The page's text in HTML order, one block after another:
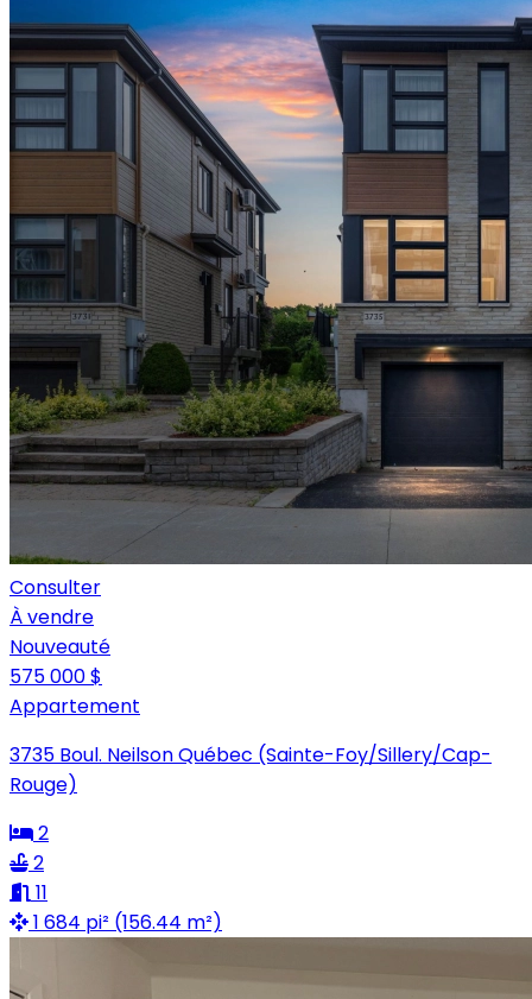
Consulter
À vendre
Nouveauté
575 000 $
Appartement
3735 Boul. Neilson Québec (Sainte-Foy/Sillery/Cap-
Rouge)
2
2
11
1 684 pi² (156.44 m²)